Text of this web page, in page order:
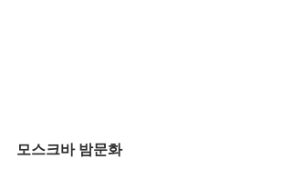
모스크바 밤문화